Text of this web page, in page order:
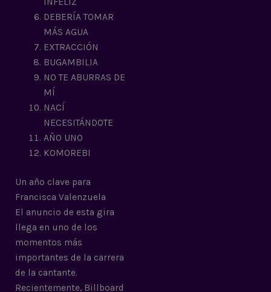
DEBERÍA TOMAR
MÁS AGUA
EXTRACCIÓN
BUGAMBILIA
NO TE ABURRAS DE
MÍ
NACÍ
NECESITÁNDOTE
AÑO UNO
KOMOREBI
Un año clave para
Francisca Valenzuela
El anuncio de esta gira
llega en uno de los
momentos más
importantes de la carrera
de la cantante.
Recientemente, Billboard